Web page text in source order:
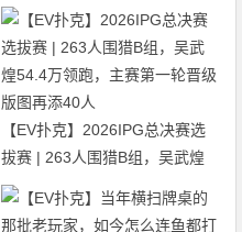
【EV扑克】2026IPG总决赛选
拔赛 | 263人围猎B组，吴武煌
54.4万领跑，主赛第一轮晋级版